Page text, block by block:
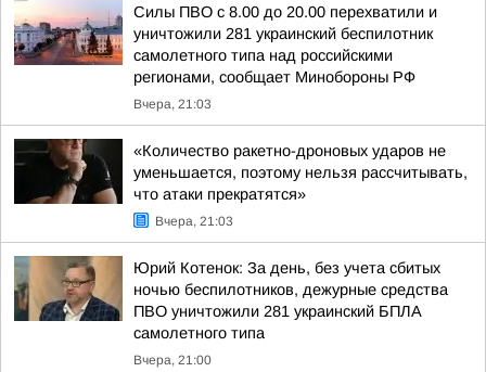
Силы ПВО с 8.00 до 20.00 перехватили и
уничтожили 281 украинский беспилотник
самолетного типа над российскими
регионами, сообщает Минобороны РФ
Вчера, 21:03
«Количество ракетно-дроновых ударов не
уменьшается, поэтому нельзя рассчитывать,
что атаки прекратятся»
Вчера, 21:03
Юрий Котенок: За день, без учета сбитых
ночью беспилотников, дежурные средства
ПВО уничтожили 281 украинский БПЛА
самолетного типа
Вчера, 21:00